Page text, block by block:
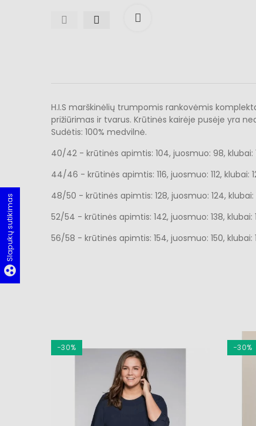
H.I.S marškinėlių trumpomis rankovėmis
prižiūrimas ir tvarus. Krūtinės kairėje pusėje yra
Sudėtis: 100% medvilnė.
40/42 - krūtinės apimtis: 104, juosmuo: 98, klubai:
44/46 - krūtinės apimtis: 116, juosmuo: 112,
48/50 - krūtinės apimtis: 128, juosmuo: 124,
52/54 - krūtinės apimtis: 142, juosmuo: 138,
56/58 - krūtinės apimtis: 154, juosmuo: 150,
−30% −30%
group_work
Slapukų sutikimas